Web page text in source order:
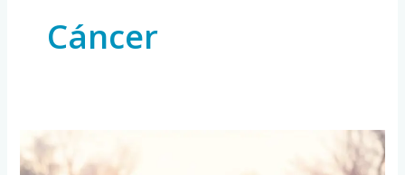
Cáncer
Guía
sobre